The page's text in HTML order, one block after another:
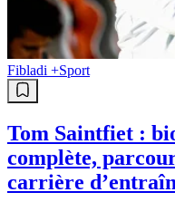
Fibladi +Sport
Tom Saintfiet :
complète,
carrière